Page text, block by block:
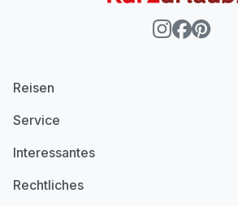
Reisen
Service
Interessantes
Rechtliches